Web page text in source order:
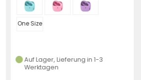
One Size
Auf Lager, Lieferung in 1-3
Werktagen